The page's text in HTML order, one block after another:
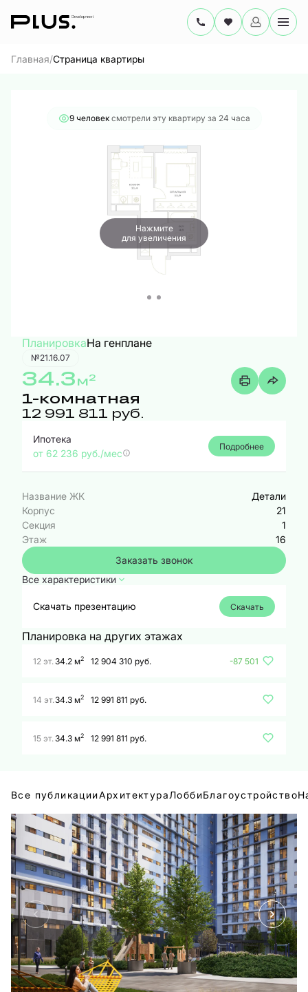
Главная/Страница квартиры
Ипотекаот 62 236 руб./мес.
9 человек смотрели эту квартиру за 24 часа
Нажмите
для увеличения
ПланировкаНа генплане
№21.16.07
34.3м2
1-комнатная
12 991 811 руб.
Ипотека
от 62 236 руб./мес
Подробнее
Название ЖК
Детали
Корпус
21
Секция
1
Этаж
16
Заказать звонок
Все характеристики
Скачать презентацию Скачать
Планировка на других этажах
12 эт. 34.2 м2 12 904 310 руб. -87 501
14 эт.34.3 м2 12 991 811 руб.
15 эт. 34.3 м2 12 991 811 руб.
Все публикацииАрхитектураЛоббиБлагоустройство